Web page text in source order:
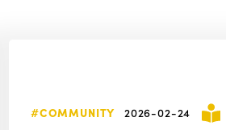
#COMMUNITY 2026-02-24